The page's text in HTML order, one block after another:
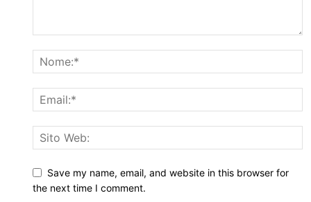
Save my name, email, and website in this browser for
the next time I comment.